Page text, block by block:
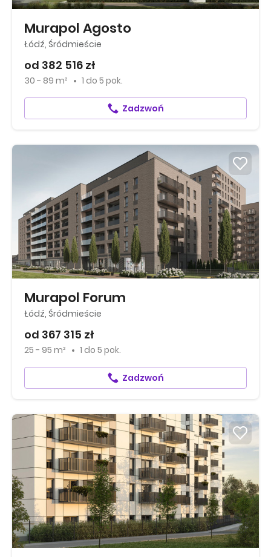
Murapol Agosto
Łódź, Śródmieście
od 382 516 zł
30 - 89 m² 1 do 5 pok.
Zadzwoń
Murapol Forum
Łódź, Śródmieście
od 367 315 zł
25 - 95 m² 1 do 5 pok.
Zadzwoń